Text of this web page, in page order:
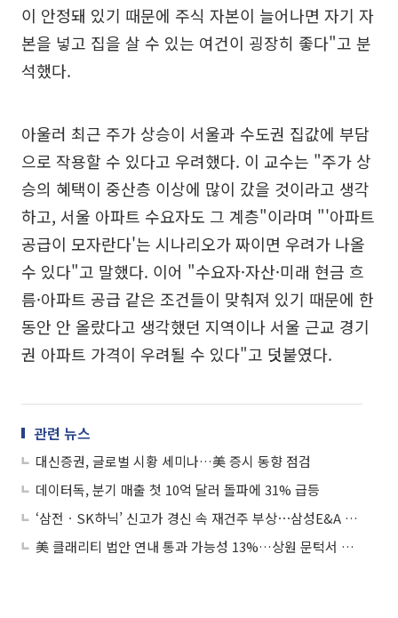
이 안정돼 있기 때문에 주식 자본이 늘어나면 자기 자
본을 넣고 집을 살 수 있는 여건이 굉장히 좋다"고 분
석했다.
아울러 최근 주가 상승이 서울과 수도권 집값에 부담
으로 작용할 수 있다고 우려했다. 이 교수는 "주가 상
승의 혜택이 중산층 이상에 많이 갔을 것이라고 생각
하고, 서울 아파트 수요자도 그 계층"이라며 "'아파트
공급이 모자란다'는 시나리오가 짜이면 우려가 나올
수 있다"고 말했다. 이어 "수요자·자산·미래 현금 흐
름·아파트 공급 같은 조건들이 맞춰져 있기 때문에 한
동안 안 올랐다고 생각했던 지역이나 서울 근교 경기
권 아파트 가격이 우려될 수 있다"고 덧붙였다.
관련 뉴스
대신증권, 글로벌 시황 세미나…美 증시 동향 점검
데이터독, 분기 매출 첫 10억 달러 돌파에 31% 급등
‘삼전ㆍSK하닉’ 신고가 경신 속 재건주 부상⋯삼성E&A 21%ㆍ대한광통신 19%↑
美 클래리티 법안 연내 통과 가능성 13%…상원 문턱서 제동